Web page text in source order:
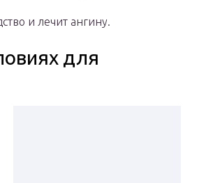
и лечит ангину.
для